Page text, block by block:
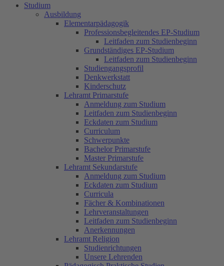
Studium
Ausbildung
Elementarpädagogik
Professionsbegleitendes EP-Studium
Leitfaden zum Studienbeginn
Grundständiges EP-Studium
Leitfaden zum Studienbeginn
Studiengangsprofil
Denkwerkstatt
Kinderschutz
Lehramt Primarstufe
Anmeldung zum Studium
Leitfaden zum Studienbeginn
Eckdaten zum Studium
Curriculum
Schwerpunkte
Bachelor Primarstufe
Master Primarstufe
Lehramt Sekundarstufe
Anmeldung zum Studium
Eckdaten zum Studium
Curricula
Fächer & Kombinationen
Lehrveranstaltungen
Leitfaden zum Studienbeginn
Anerkennungen
Lehramt Religion
Studienrichtungen
Unsere Lehrenden